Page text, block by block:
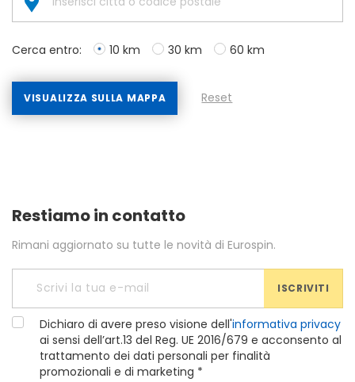
Cerca entro: 10 km 30 km 60 km
VISUALIZZA SULLA MAPPA Reset
Restiamo in contatto
Rimani aggiornato su tutte le novità di Eurospin.
ISCRIVITI
Dichiaro di avere preso visione dell'informativa privacy
ai sensi dell’art.13 del Reg. UE 2016/679 e acconsento al
trattamento dei dati personali per finalità
promozionali e di marketing *